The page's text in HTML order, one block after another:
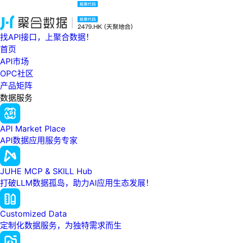
找API接口，上聚合数据！
首页
API市场
OPC社区
产品矩阵
数据服务
API Market Place
API数据应用服务专家
JUHE MCP & SKILL Hub
打破LLM数据孤岛，助力AI应用生态发展！
Customized Data
定制化数据服务，为独特需求而生